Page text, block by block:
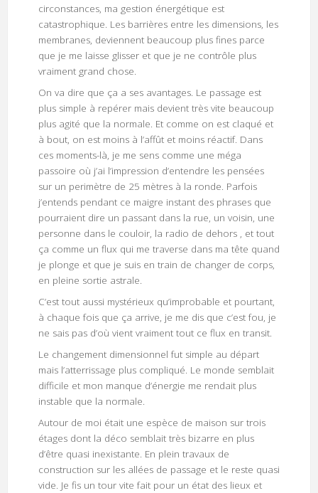
circonstances, ma gestion énergétique est
catastrophique. Les barrières entre les dimensions, les
membranes, deviennent beaucoup plus fines parce
que je me laisse glisser et que je ne contrôle plus
vraiment grand chose.
On va dire que ça a ses avantages. Le passage est
plus simple à repérer mais devient très vite beaucoup
plus agité que la normale. Et comme on est claqué et
à bout, on est moins à l’affût et moins réactif. Dans
ces moments-là, je me sens comme une méga
passoire où j’ai l’impression d’entendre les pensées
sur un perimètre de 25 mètres à la ronde. Parfois
j’entends pendant ce maigre instant des phrases que
pourraient dire un passant dans la rue, un voisin, une
personne dans le couloir, la radio de dehors , et tout
ça comme un flux qui me traverse dans ma tête quand
je plonge et que je suis en train de changer de corps,
en pleine sortie astrale.
C’est tout aussi mystérieux qu’improbable et pourtant,
à chaque fois que ça arrive, je me dis que c’est fou, je
ne sais pas d’où vient vraiment tout ce flux en transit.
Le changement dimensionnel fut simple au départ
mais l’atterrissage plus compliqué. Le monde semblait
difficile et mon manque d’énergie me rendait plus
instable que la normale.
Autour de moi était une espèce de maison sur trois
étages dont la déco semblait très bizarre en plus
d’être quasi inexistante. En plein travaux de
construction sur les allées de passage et le reste quasi
vide. Je fis un tour vite fait pour un état des lieux et